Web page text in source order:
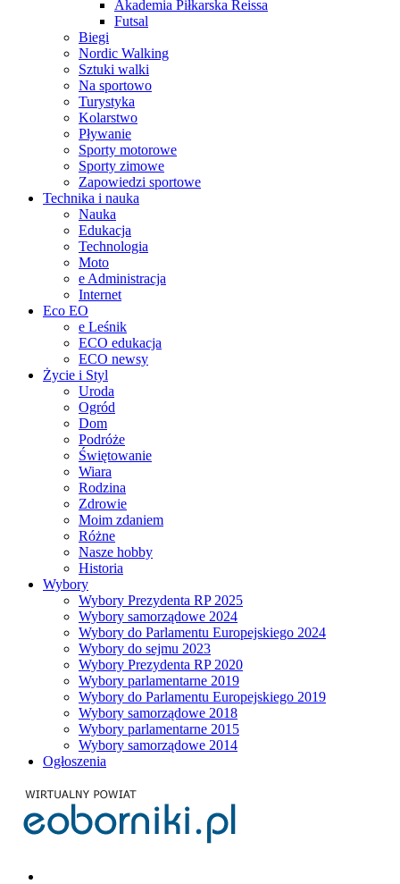
Akademia Piłkarska Reissa
Futsal
Biegi
Nordic Walking
Sztuki walki
Na sportowo
Turystyka
Kolarstwo
Pływanie
Sporty motorowe
Sporty zimowe
Zapowiedzi sportowe
Technika i nauka
Nauka
Edukacja
Technologia
Moto
e Administracja
Internet
Eco EO
e Leśnik
ECO edukacja
ECO newsy
Życie i Styl
Uroda
Ogród
Dom
Podróże
Świętowanie
Wiara
Rodzina
Zdrowie
Moim zdaniem
Różne
Nasze hobby
Historia
Wybory
Wybory Prezydenta RP 2025
Wybory samorządowe 2024
Wybory do Parlamentu Europejskiego 2024
Wybory do sejmu 2023
Wybory Prezydenta RP 2020
Wybory parlamentarne 2019
Wybory do Parlamentu Europejskiego 2019
Wybory samorządowe 2018
Wybory parlamentarne 2015
Wybory samorządowe 2014
Ogłoszenia